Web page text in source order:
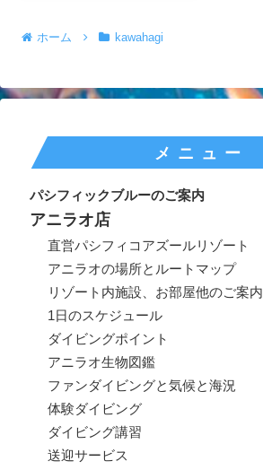
ホーム kawahagi
メニュー
パシフィックブルーのご案内
アニラオ店
直営パシフィコアズールリゾート
アニラオの場所とルートマップ
リゾート内施設、お部屋他のご案内
1日のスケジュール
ダイビングポイント
アニラオ生物図鑑
ファンダイビングと気候と海況
体験ダイビング
ダイビング講習
送迎サービス